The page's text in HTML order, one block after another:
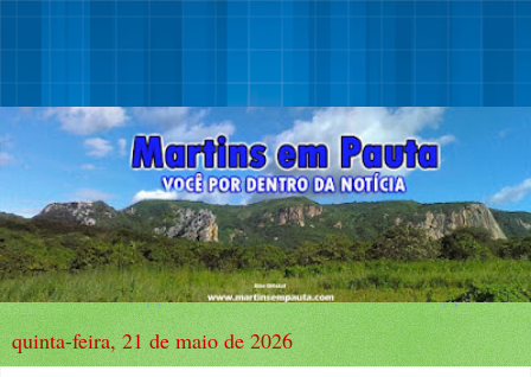
quinta-feira, 21 de maio de 2026